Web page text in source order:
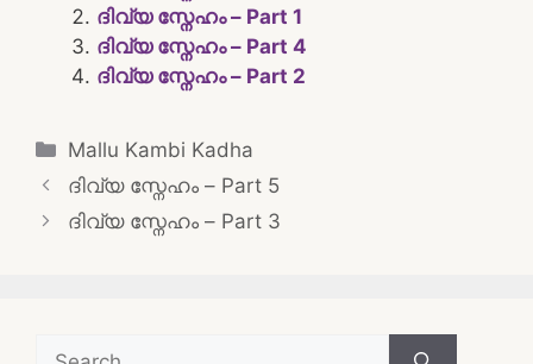
ദിവ്യ സ്നേഹം – Part 1
ദിവ്യ സ്നേഹം – Part 4
ദിവ്യ സ്നേഹം – Part 2
Categories
Mallu Kambi Kadha
Post
navigation
ദിവ്യ സ്നേഹം – Part 5
ദിവ്യ സ്നേഹം – Part 3
Search